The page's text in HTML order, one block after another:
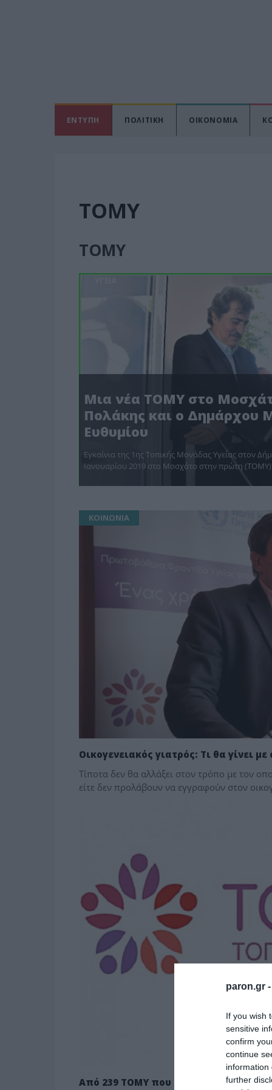
paron.gr -
If you wish
sensitive
confirm
continue
information
further
ΕΝΤΥΠΗ ΠΟΛΙΤΙΚΗ ΟΙΚΟΝΟΜΙΑ
ΤΟΜΥ
ΤΟΜΥ
Μια νέα ΤΟΜΥ στο
Πολάκης και ο Δημάρχου
Ευθυμίου
Εγκαίνια της 1ης Τοπικής Μονάδας Υγείας στον
Ιανουαρίου 2019 στο Μοσχάτο στην πρώτη (ΤΟΜΥ)
ΚΟΙΝΩΝΙΑ
Οικογενειακός γιατρός: Τι θα γίνει
Τίποτα δεν θα αλλάξει στον τρόπο με τον
είτε δεν προλάβουν να εγγραφούν στον
Από 239 ΤΟΜΥ που έπρεπε να